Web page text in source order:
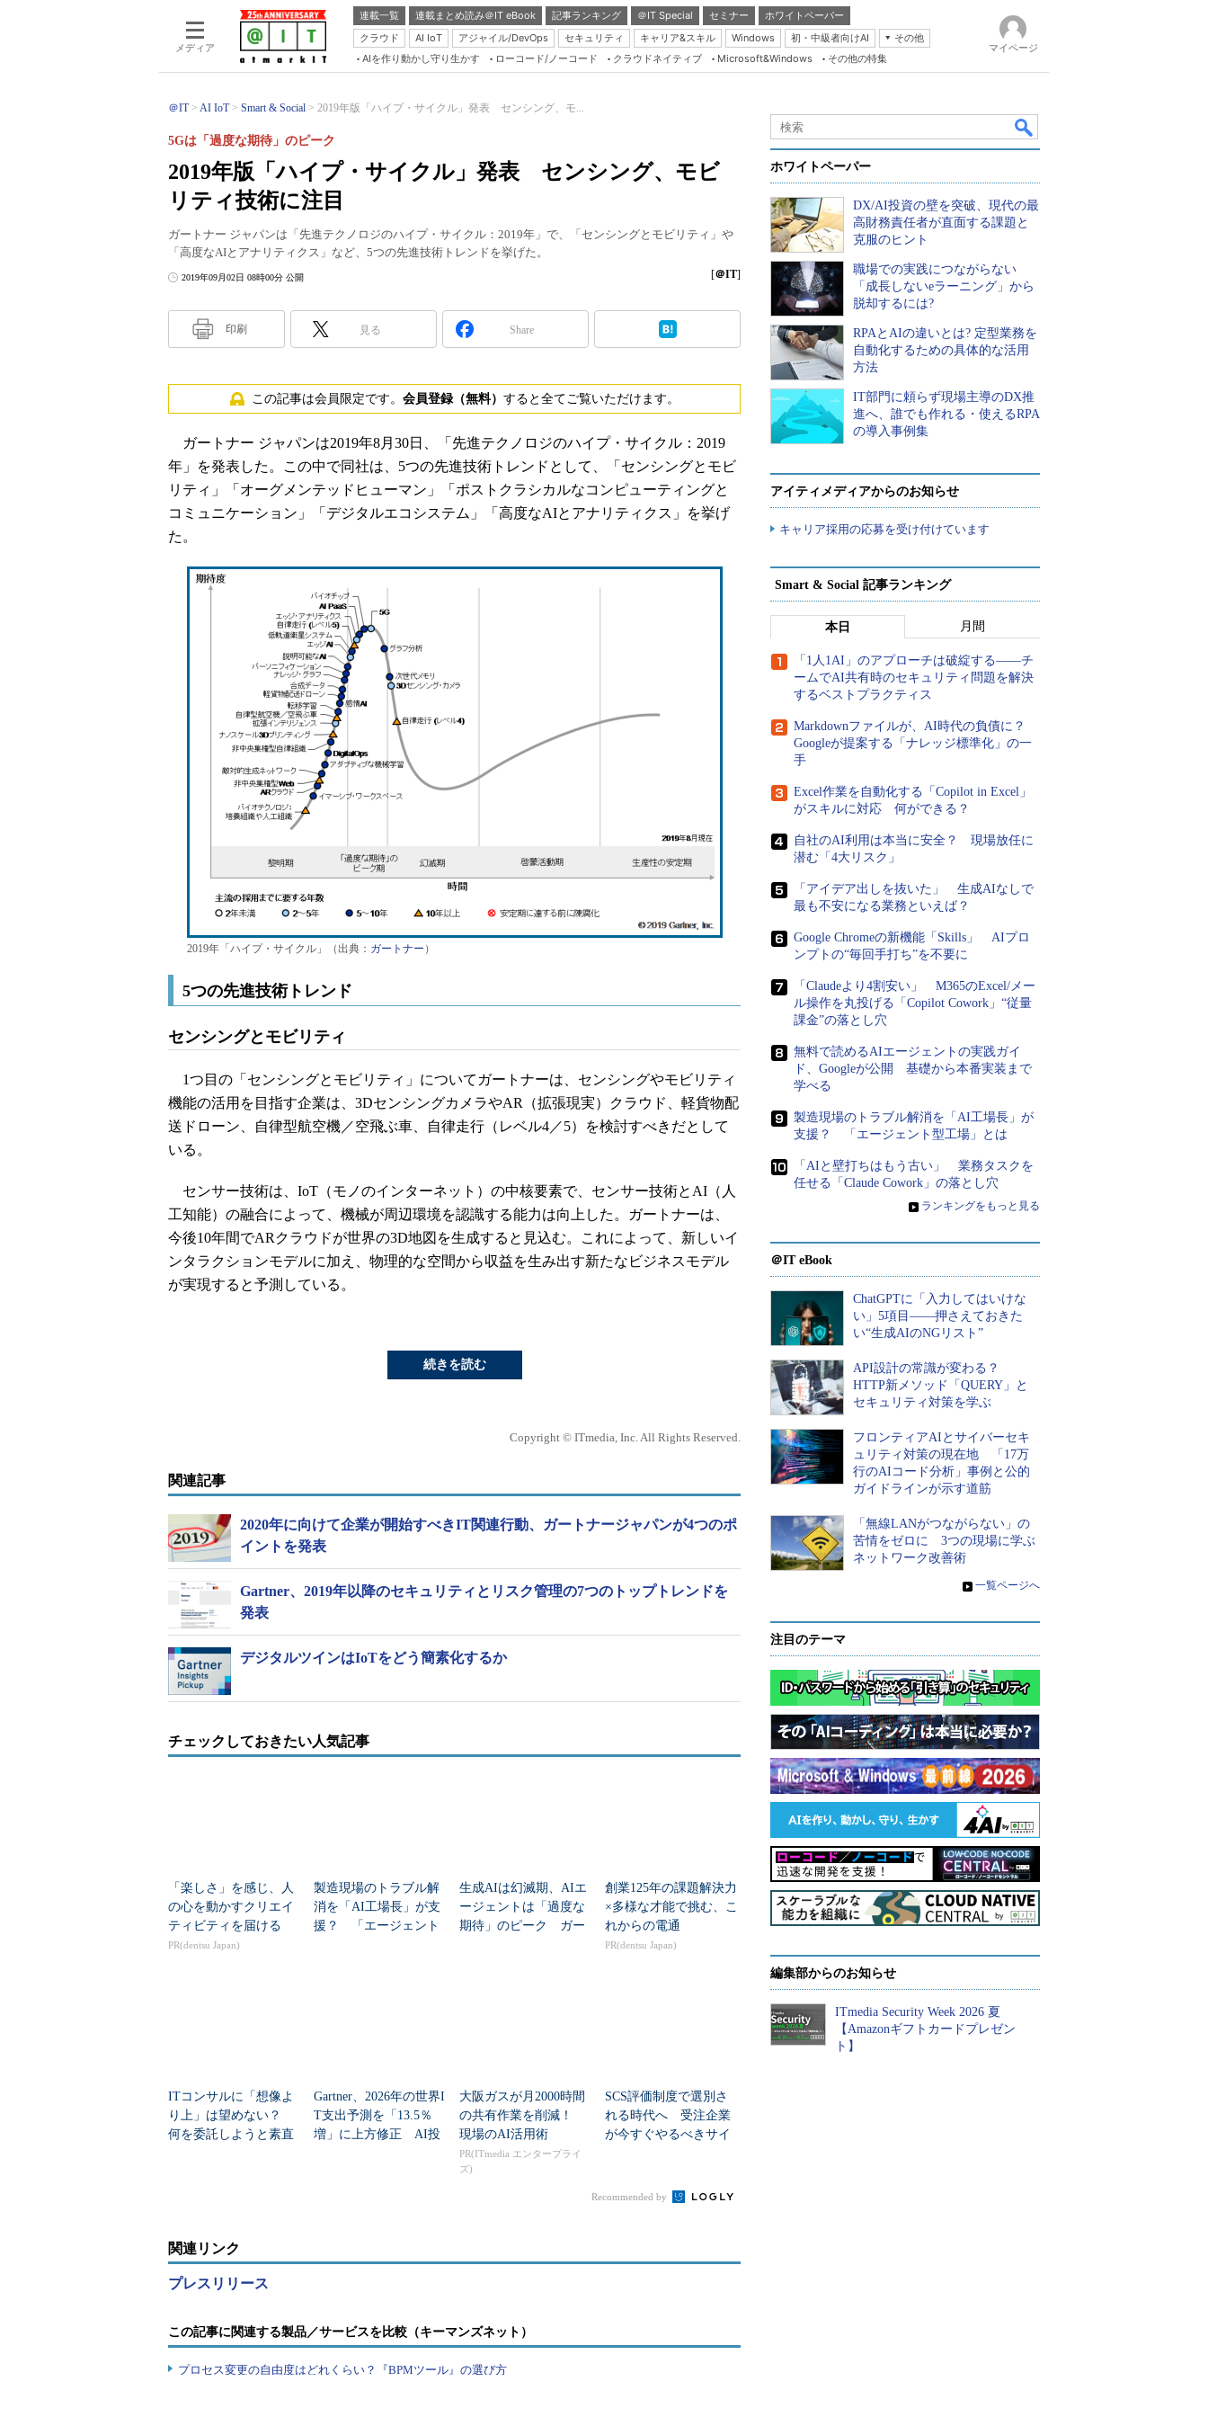
メディア
連載一覧 連載まとめ読み＠IT eBook 記事ランキング ＠IT Special セミナー
ホワイトペーパー
クラウド
AI IoT アジャイル/DevOps セキュリティ キャリア&スキル Windows 初・中級者向けAI
その他
Server & Storage
Java Agile
Database Expert
Linux ＆ OSS
Master of IP Network
Security & Trust
ブログ
AIを作り動かし守り生かす ローコード/ノーコード クラウドネイティブ Microsoft&Windows その他の特集
マイページ
＠IT AI IoT Smart & Social 2019年版「ハイプ・サイクル」発表 センシング、モ...
2019年版「ハイプ・サイクル」発表 センシング、モビ
リティ技術に注目
5Gは「過度な期待」のピーク
ガートナー ジャパンは「先進テクノロジのハイプ・サイクル：2019年」で、「センシングとモビリティ」や
「高度なAIとアナリティクス」など、5つの先進技術トレンドを挙げた。
2019年09月02日 08時00分 公開 [＠IT]
印刷 見る Share
この記事は会員限定です。 会員登録（無料） すると全てご覧いただけます。
ガートナー ジャパンは2019年8月30日、「先進テクノロジのハイプ・サイクル：2019
年」を発表した。この中で同社は、5つの先進技術トレンドとして、「センシングとモビ
リティ」「オーグメンテッドヒューマン」「ポストクラシカルなコンピューティングと
コミュニケーション」「デジタルエコシステム」「高度なAIとアナリティクス」を挙げ
た。
2019年「ハイプ・サイクル」（出典： ガートナー ）
5つの先進技術トレンド
センシングとモビリティ
1つ目の「センシングとモビリティ」についてガートナーは、センシングやモビリティ
機能の活用を目指す企業は、3DセンシングカメラやAR（拡張現実）クラウド、軽貨物配
送ドローン、自律型航空機／空飛ぶ車、自律走行（レベル4／5）を検討すべきだとして
いる。
センサー技術は、IoT（モノのインターネット）の中核要素で、センサー技術とAI（人
工知能）の融合によって、機械が周辺環境を認識する能力は向上した。ガートナーは、
今後10年間でARクラウドが世界の3D地図を生成すると見込む。これによって、新しいイ
ンタラクションモデルに加え、物理的な空間から収益を生み出す新たなビジネスモデル
が実現すると予測している。
続きを読む
Copyright © ITmedia, Inc. All Rights Reserved.
関連記事
2020年に向けて企業が開始すべきIT関連行動、ガートナージャパンが4つのポ
イントを発表
Gartner、2019年以降のセキュリティとリスク管理の7つのトップトレンドを
発表
デジタルツインはIoTをどう簡素化するか
チェックしておきたい人気記事
「楽しさ」を感じ、人
の心を動かすクリエイ
ティビティを届ける
PR(dentsu Japan)
製造現場のトラブル解
消を「AI工場長」が支
援？ 「エージェント
生成AIは幻滅期、AIエ
ージェントは「過度な
期待」のピーク ガー
創業125年の課題解決力
×多様な才能で挑む、こ
れからの電通
PR(dentsu Japan)
ITコンサルに「想像よ
り上」は望めない？
何を委託しようと素直
Gartner、2026年の世界I
T支出予測を「13.5％
増」に上方修正 AI投
大阪ガスが月2000時間
の共有作業を削減！
現場のAI活用術
PR(ITmedia エンタープライ
ズ)
SCS評価制度で選別さ
れる時代へ 受注企業
が今すぐやるべきサイ
Recommended by
関連リンク
プレスリリース
この記事に関連する製品／サービスを比較（キーマンズネット）
プロセス変更の自由度はどれくらい？『BPMツール』の選び方
ホワイトペーパー
DX/AI投資の壁を突破、現代の最
高財務責任者が直面する課題と
克服のヒント
職場での実践につながらない
「成長しないeラーニング」から
脱却するには?
RPAとAIの違いとは? 定型業務を
自動化するための具体的な活用
方法
IT部門に頼らず現場主導のDX推
進へ、誰でも作れる・使えるRPA
の導入事例集
アイティメディアからのお知らせ
キャリア採用の応募を受け付けています
Smart & Social 記事ランキング
本日 月間
「1人1AI」のアプローチは破綻する――チ
ームでAI共有時のセキュリティ問題を解決
するベストプラクティス
Markdownファイルが、AI時代の負債に？
Googleが提案する「ナレッジ標準化」の一
手
Excel作業を自動化する「Copilot in Excel」
がスキルに対応 何ができる？
自社のAI利用は本当に安全？ 現場放任に
潜む「4大リスク」
「アイデア出しを抜いた」 生成AIなしで
最も不安になる業務といえば？
Google Chromeの新機能「Skills」 AIプロ
ンプトの“毎回手打ち”を不要に
「Claudeより4割安い」 M365のExcel/メー
ル操作を丸投げる「Copilot Cowork」“従量
課金”の落とし穴
無料で読めるAIエージェントの実践ガイ
ド、Googleが公開 基礎から本番実装まで
学べる
製造現場のトラブル解消を「AI工場長」が
支援？ 「エージェント型工場」とは
「AIと壁打ちはもう古い」 業務タスクを
任せる「Claude Cowork」の落とし穴
» ランキングをもっと見る
＠IT eBook
ChatGPTに「入力してはいけな
い」5項目――押さえておきた
い“生成AIのNGリスト”
API設計の常識が変わる？
HTTP新メソッド「QUERY」と
セキュリティ対策を学ぶ
フロンティアAIとサイバーセキ
ュリティ対策の現在地 「17万
行のAIコード分析」事例と公的
ガイドラインが示す道筋
「無線LANがつながらない」の
苦情をゼロに 3つの現場に学ぶ
ネットワーク改善術
» 一覧ページへ
注目のテーマ
編集部からのお知らせ
ITmedia Security Week 2026 夏
【Amazonギフトカードプレゼン
ト】